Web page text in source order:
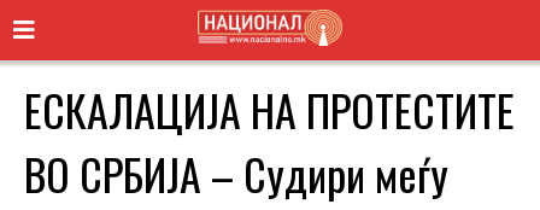
ЕСКАЛАЦИЈА НА ПРОТЕСТИТЕ
ВО СРБИЈА – Судири меѓу